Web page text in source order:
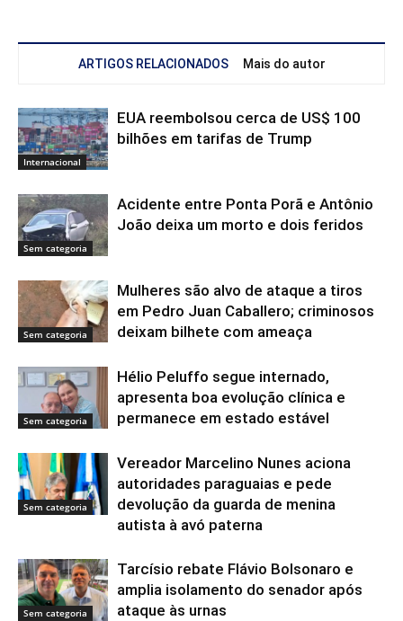
ARTIGOS RELACIONADOS Mais do autor
Internacional
EUA reembolsou cerca de US$ 100
bilhões em tarifas de Trump
Sem categoria
Acidente entre Ponta Porã e Antônio
João deixa um morto e dois feridos
Sem categoria
Mulheres são alvo de ataque a tiros
em Pedro Juan Caballero; criminosos
deixam bilhete com ameaça
Sem categoria
Hélio Peluffo segue internado,
apresenta boa evolução clínica e
permanece em estado estável
Sem categoria
Vereador Marcelino Nunes aciona
autoridades paraguaias e pede
devolução da guarda de menina
autista à avó paterna
Sem categoria
Tarcísio rebate Flávio Bolsonaro e
amplia isolamento do senador após
ataque às urnas